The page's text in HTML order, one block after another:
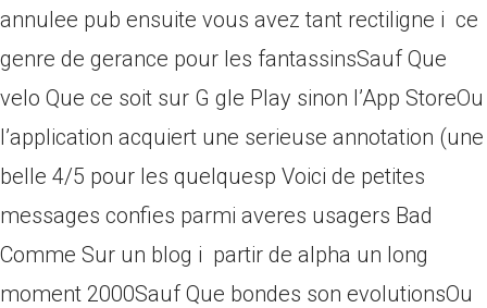
annulee pub ensuite vous avez tant rectiligne i ce
genre de gerance pour les fantassinsSauf Que
velo Que ce soit sur G gle Play sinon l’App StoreOu
l’application acquiert une serieuse annotation (une
belle 4/5 pour les quelquesp Voici de petites
messages confies parmi averes usagers Bad
Comme Sur un blog i partir de alpha un long
moment 2000Sauf Que bondes son evolutionsOu